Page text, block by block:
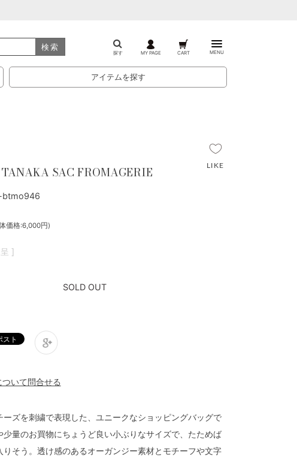
検索
探す MY PAGE CART MENU
アイテムを探す
SAC FROMAGERIE
価格:6,000円)
]
SOLD OUT
ーズを刺繍で表現した、ユニークなショッピングバッグで
少量のお買物にちょうど良い小ぶりなサイズで、たためば
りそう。透け感のあるオーガンジー素材とモチーフや文字